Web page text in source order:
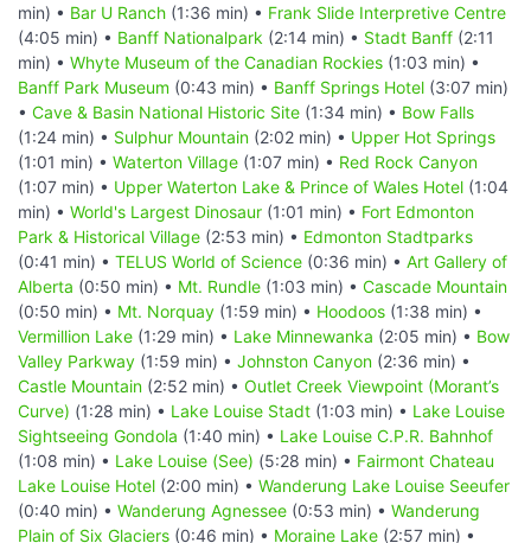
min) • Bar U Ranch (1:36 min) • Frank Slide Interpretive Centre
(4:05 min) • Banff Nationalpark (2:14 min) • Stadt Banff (2:11
min) • Whyte Museum of the Canadian Rockies (1:03 min) •
Banff Park Museum (0:43 min) • Banff Springs Hotel (3:07 min)
• Cave & Basin National Historic Site (1:34 min) • Bow Falls
(1:24 min) • Sulphur Mountain (2:02 min) • Upper Hot Springs
(1:01 min) • Waterton Village (1:07 min) • Red Rock Canyon
(1:07 min) • Upper Waterton Lake & Prince of Wales Hotel (1:04
min) • World's Largest Dinosaur (1:01 min) • Fort Edmonton
Park & Historical Village (2:53 min) • Edmonton Stadtparks
(0:41 min) • TELUS World of Science (0:36 min) • Art Gallery of
Alberta (0:50 min) • Mt. Rundle (1:03 min) • Cascade Mountain
(0:50 min) • Mt. Norquay (1:59 min) • Hoodoos (1:38 min) •
Vermillion Lake (1:29 min) • Lake Minnewanka (2:05 min) • Bow
Valley Parkway (1:59 min) • Johnston Canyon (2:36 min) •
Castle Mountain (2:52 min) • Outlet Creek Viewpoint (Morant’s
Curve) (1:28 min) • Lake Louise Stadt (1:03 min) • Lake Louise
Sightseeing Gondola (1:40 min) • Lake Louise C.P.R. Bahnhof
(1:08 min) • Lake Louise (See) (5:28 min) • Fairmont Chateau
Lake Louise Hotel (2:00 min) • Wanderung Lake Louise Seeufer
(0:40 min) • Wanderung Agnessee (0:53 min) • Wanderung
Plain of Six Glaciers (0:46 min) • Moraine Lake (2:57 min) •